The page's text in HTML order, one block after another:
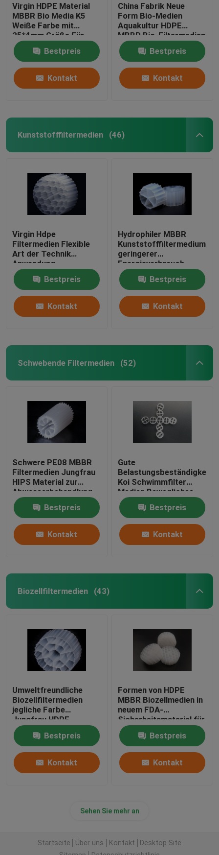
Virgin HDPE Material
MBBR Bio Media K5
Weiße Farbe mit
25*4mm Größe Für
IFAS Ausrüstung
Bestpreis
Kontakt
China Fabrik Neue
Form Bio-Medien
Aquakultur HDPE
MBBR Bio-Filtermedien
Biomasse Träger
schwimmende Medien
Bestpreis
Kontakt
Kunststofffiltermedien (46)
Virgin Hdpe
Filtermedien Flexible
Art der Technik
Anwendung
Stoßbeständigkeit
Bestpreis
Kontakt
Hydrophiler MBBR
Kunststofffiltermedium
geringerer
Energieverbrauch
Bestpreis
Kontakt
Schwebende Filtermedien (52)
Schwere PE08 MBBR
Filtermedien Jungfrau
HIPS Material zur
Abwasserbehandlung
Weißfarbige
Biomassemedien
Bestpreis
Kontakt
Gute
Belastungsbeständigkeit
Koi Schwimmfilter
Medien Bewegliches
Bett Biofilter
Selbstreinigung
Bestpreis
Kontakt
Biozellfiltermedien (43)
Umweltfreundliche
Biozellfiltermedien
jegliche Farbe
Jungfrau HDPE
Material Bio Kugeln
Bestpreis
Kontakt
Formen von HDPE
MBBR Biozellmedien in
neuem FDA-
Sicherheitsmaterial für
die
Abwasserbehandlung
Bestpreis
Kontakt
Sehen Sie mehr an
Startseite Über uns Kontakt
Desktop Site